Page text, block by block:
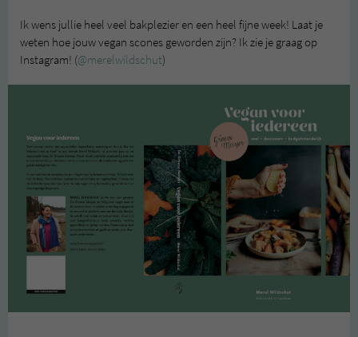
Ik wens jullie heel veel bakplezier en een heel fijne week! Laat je
weten hoe jouw vegan scones geworden zijn? Ik zie je graag op
Instagram! (@merelwildschut)